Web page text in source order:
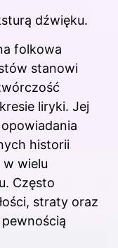
dźwięku.
folkowa
stanowi
liryki. Jej
historii
w wielu
Często
straty oraz